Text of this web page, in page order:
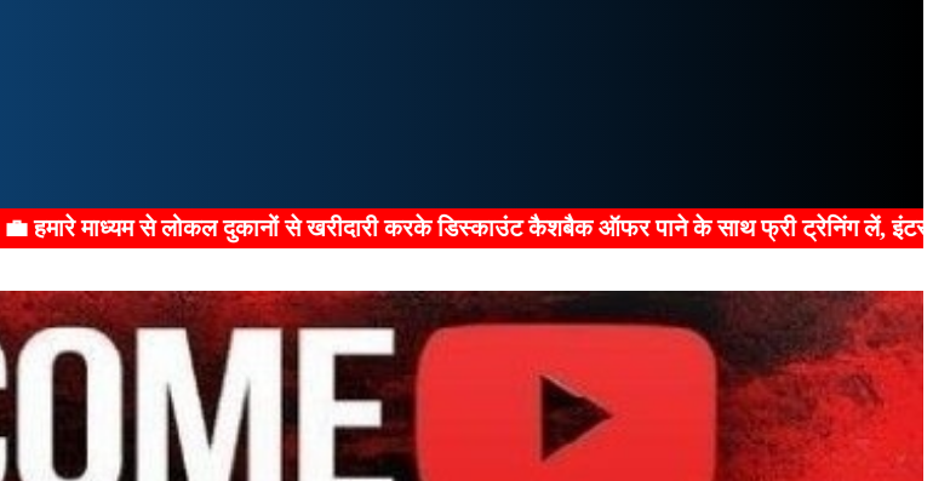
से खरीदारी करके डिस्काउंट कैशबैक ऑफर पाने के साथ फ्री ट्रेनिंग लें, इंटरव्यू पास करें, प्रैक्टिकल